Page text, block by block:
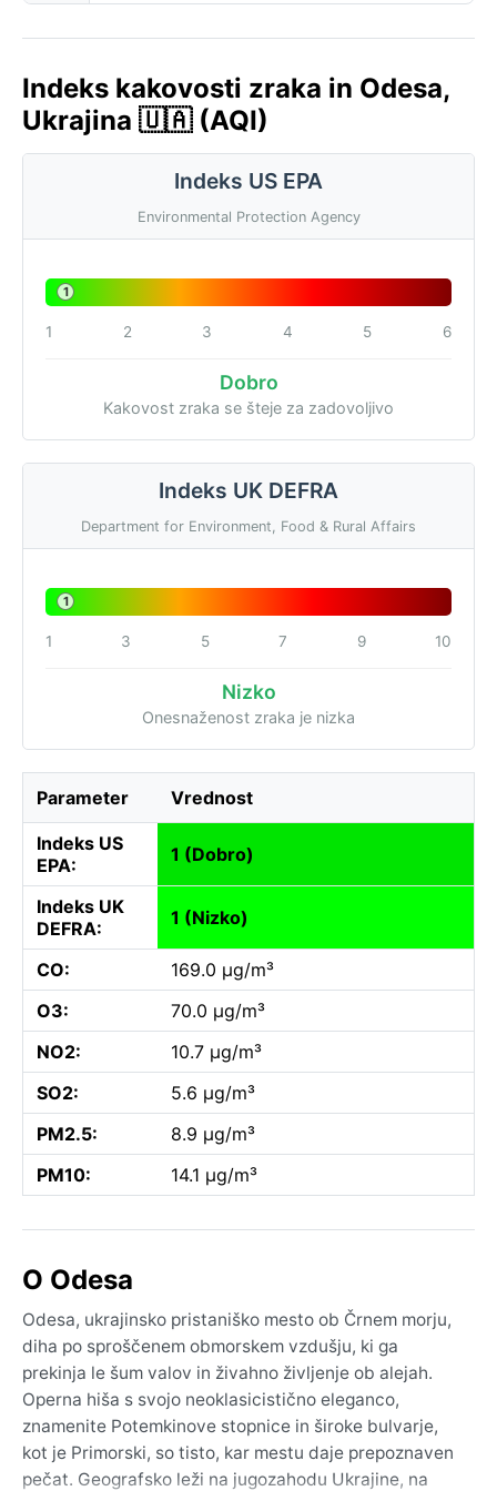
Indeks kakovosti zraka in Odesa,
Ukrajina 🇺🇦 (AQI)
Indeks US EPA
Environmental Protection Agency
1
1 2 3 4 5 6
Dobro
Kakovost zraka se šteje za zadovoljivo
Indeks UK DEFRA
Department for Environment, Food & Rural Affairs
1
1 3 5 7 9 10
Nizko
Onesnaženost zraka je nizka
Parameter Vrednost
Indeks US
EPA:
1 (Dobro)
Indeks UK
DEFRA:
1 (Nizko)
CO:
169.0 µg/m³
O3:
70.0 µg/m³
NO2:
10.7 µg/m³
SO2:
5.6 µg/m³
PM2.5:
8.9 µg/m³
PM10:
14.1 µg/m³
O Odesa
Odesa, ukrajinsko pristaniško mesto ob Črnem morju,
diha po sproščenem obmorskem vzdušju, ki ga
prekinja le šum valov in živahno življenje ob alejah.
Operna hiša s svojo neoklasicistično eleganco,
znamenite Potemkinove stopnice in široke bulvarje,
kot je Primorski, so tisto, kar mestu daje prepoznaven
pečat. Geografsko leži na jugozahodu Ukrajine, na